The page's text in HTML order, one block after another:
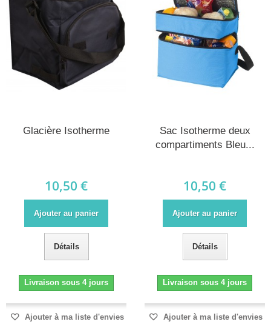
Glacière Isotherme
10,50 €
Ajouter au panier
Détails
Livraison sous 4 jours
Ajouter à ma liste d'envies
Sac Isotherme deux
compartiments Bleu...
10,50 €
Ajouter au panier
Détails
Livraison sous 4 jours
Ajouter à ma liste d'envies